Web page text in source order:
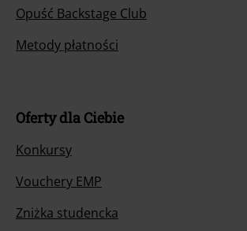
Opuść Backstage Club
Metody płatności
Oferty dla Ciebie
Konkursy
Vouchery EMP
Zniżka studencka